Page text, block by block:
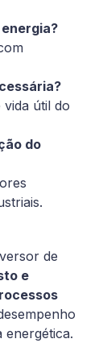
vida útil do
do
de
e
energética.